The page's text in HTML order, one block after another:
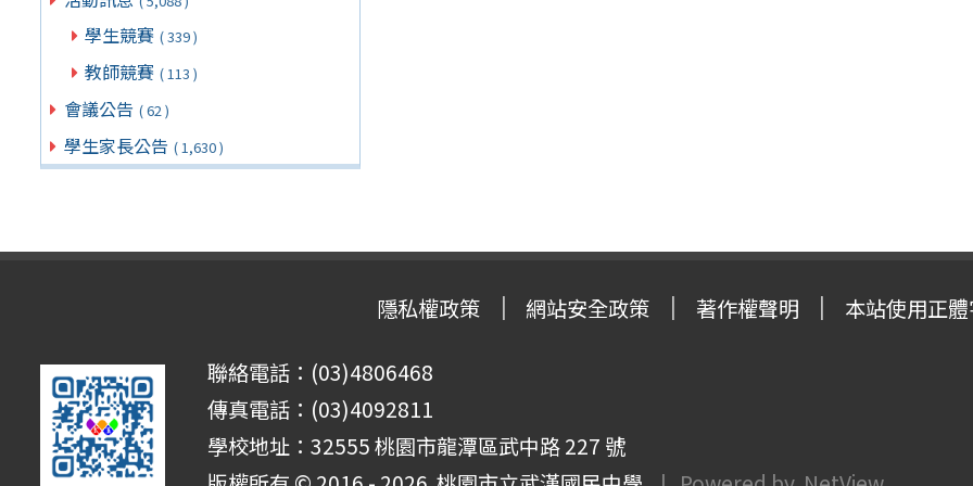
學生競賽 ( 339 )
教師競賽 ( 113 )
會議公告 ( 62 )
學生家長公告 ( 1,630 )
隱私權政策 網站安全政策 著作權聲明 本站使用正
聯絡電話：(03)4806468
傳真電話：(03)4092811
學校地址：32555 桃園市龍潭區武中路 227 號